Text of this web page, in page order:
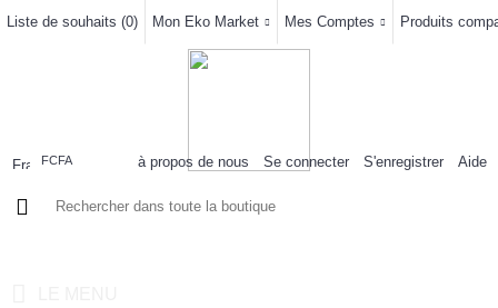
Liste de souhaits (0) Mon Eko Market Mes Comptes Produits
FCFA à propos de nous Se connecter S'enregistrer Aide